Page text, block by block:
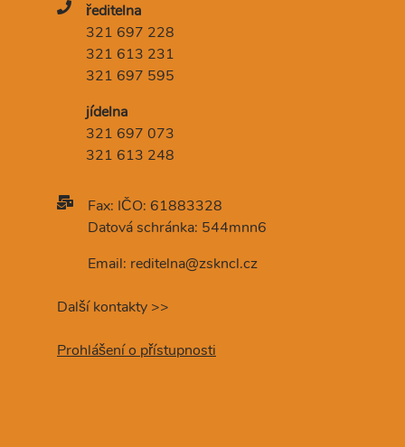
ředitelna
321 697 228
321 613 231
321 697 595
jídelna
321 697 073
321 613 248
Fax: IČO: 61883328
Datová schránka: 544mnn6
Email: reditelna@zskncl.cz
Další kontakty >>
Prohlášení o přístupnosti